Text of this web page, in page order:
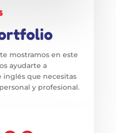
mostramos en este
ayudarte a
que necesitas
y profesional.